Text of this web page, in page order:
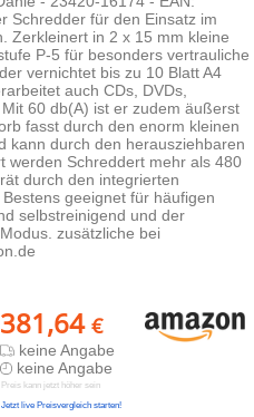
Schredder für den Einsatz im
Zerkleinert in 2 x 15 mm kleine
P-5 für besonders vertrauliche
vernichtet bis zu 10 Blatt A4
auch CDs, DVDs,
60 db(A) ist er zudem äußerst
fasst durch den enorm kleinen
kann durch den herausziehbaren
werden Schreddert mehr als 480
durch den integrierten
geeignet für häufigen
selbstreinigend und der
zusätzliche bei
381,64 €
keine Angabe
keine Angabe
Preis kann jetzt höher sein
Jetzt live Preisvergleich starten!